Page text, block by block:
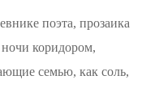
поэта, прозаика
коридором,
семью, как соль,